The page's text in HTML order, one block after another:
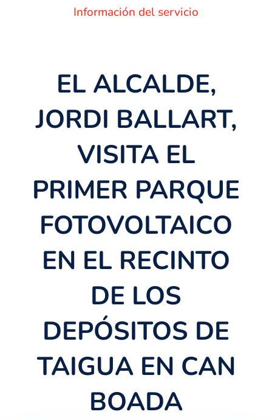
Información del servicio
EL ALCALDE,
JORDI BALLART,
VISITA EL
PRIMER PARQUE
FOTOVOLTAICO
EN EL RECINTO
DE LOS
DEPÓSITOS DE
TAIGUA EN CAN
BOADA